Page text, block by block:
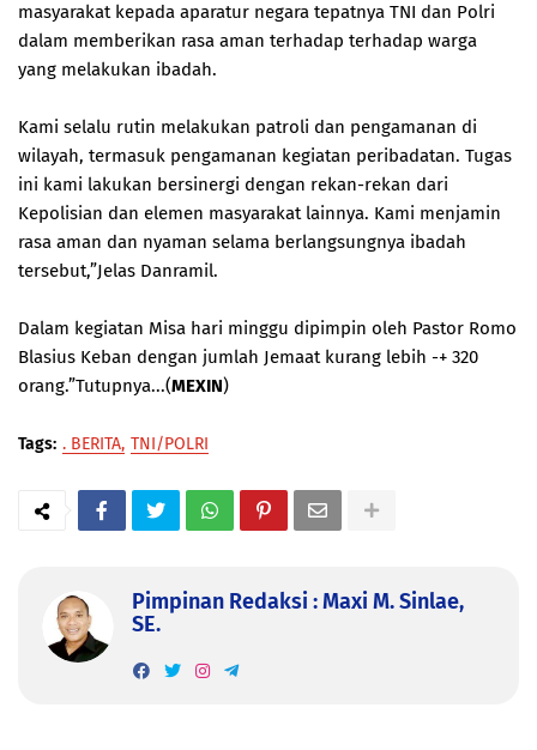
masyarakat kepada aparatur negara tepatnya TNI dan Polri
dalam memberikan rasa aman terhadap terhadap warga
yang melakukan ibadah.
Kami selalu rutin melakukan patroli dan pengamanan di
wilayah, termasuk pengamanan kegiatan peribadatan. Tugas
ini kami lakukan bersinergi dengan rekan-rekan dari
Kepolisian dan elemen masyarakat lainnya. Kami menjamin
rasa aman dan nyaman selama berlangsungnya ibadah
tersebut,”Jelas Danramil.
Dalam kegiatan Misa hari minggu dipimpin oleh Pastor Romo
Blasius Keban dengan jumlah Jemaat kurang lebih -+ 320
orang.”Tutupnya...(MEXIN)
Tags: . BERITA TNI/POLRI
Pimpinan Redaksi : Maxi M. Sinlae,
SE.